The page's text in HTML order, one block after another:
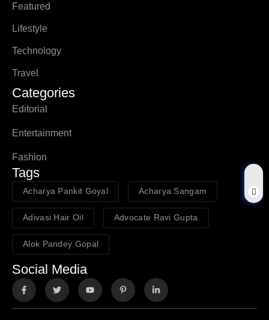
Featured
Lifestyle
Technology
Travel
Categories
Editorial
Entertainment
Fashion
Tags
Acharya Pankit Goyal Acharya Sangam
Adivasi Hair Oil Advocate Ravi Gupta
Alok Pandey Gopal
Social Media